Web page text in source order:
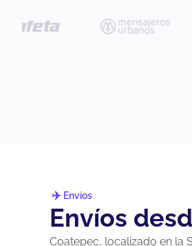
Envíos
Envíos
Coatepec, localizado en la